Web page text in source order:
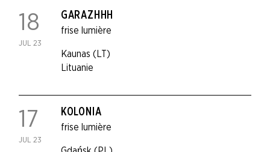
18
JUL 23
frise lumière
GARAZHHH
Kaunas (LT)
Lituanie
17
JUL 23
frise lumière
KOLONIA